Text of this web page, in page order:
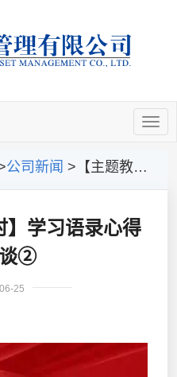
公司新闻 >【主题教育进行时】学习语录心得我来谈②
】学习语录心得
②
25